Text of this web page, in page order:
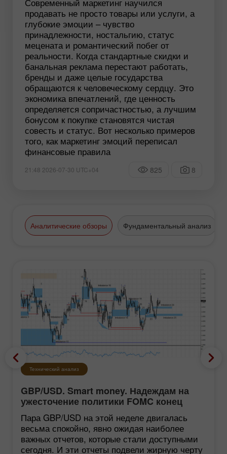
продавать не просто товары или услуги, а
глубокие эмоции – чувство
принадлежности, ностальгию, статус
мецената и романтический побег от
реальности. Когда стандартные скидки и
банальная реклама перестают работать,
бренды и даже целые государства
обращаются к человеческому сердцу. Это
экономика впечатлений, где ценность
определяется сопричастностью, а лучшим
бонусом к покупке становятся чистая
совесть и статус. Вот несколько примеров
того, как маркетинг эмоций переписал
финансовые правила
21:48 2026-07-30 UTC+04 825 8
Аналитические обзоры Фундаментальный анализ
Технический анализ
GBP/USD. Smart money. Надеждам на
ужесточение политики FOMC конец
Пара GBP/USD на этой неделе двигалась
весьма спокойно, явно ожидая наиболее
важных отчетов, которые стали доступными
сегодня. И эти отчеты подвели жирную черту